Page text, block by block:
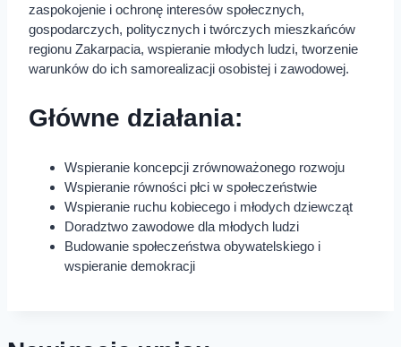
zaspokojenie i ochronę interesów społecznych,
gospodarczych, politycznych i twórczych mieszkańców
regionu Zakarpacia, wspieranie młodych ludzi, tworzenie
warunków do ich samorealizacji osobistej i zawodowej.
Główne działania:
Wspieranie koncepcji zrównoważonego rozwoju
Wspieranie równości płci w społeczeństwie
Wspieranie ruchu kobiecego i młodych dziewcząt
Doradztwo zawodowe dla młodych ludzi
Budowanie społeczeństwa obywatelskiego i
wspieranie demokracji